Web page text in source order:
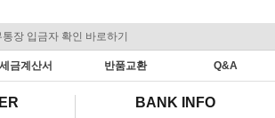
통장 입금자 확인 바로하기
세금계산서 반품교환 Q&A
BANK INFO